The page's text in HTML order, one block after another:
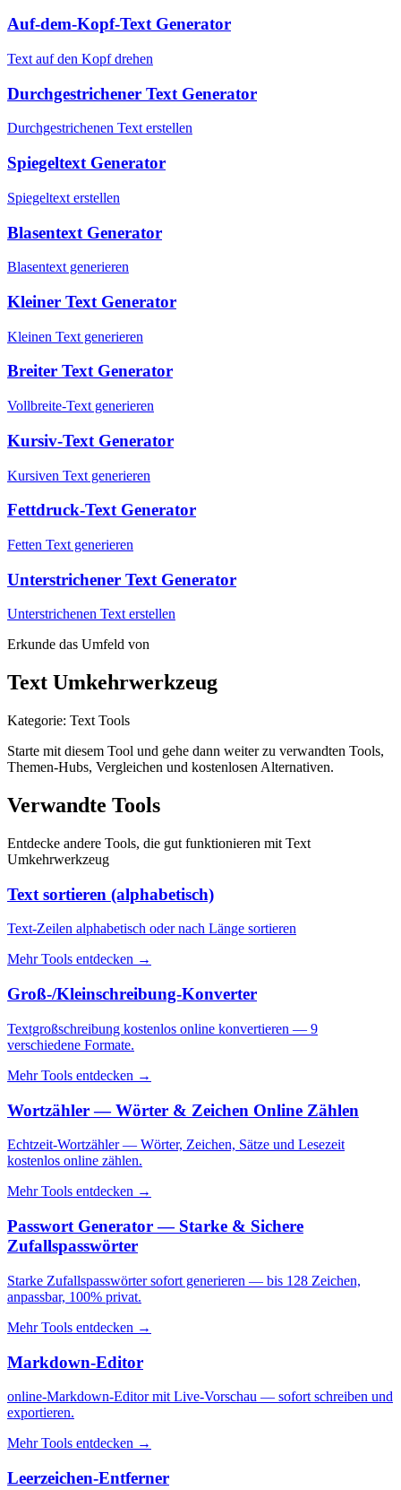
Auf-dem-Kopf-Text Generator
Text auf den Kopf drehen
Durchgestrichener Text Generator
Durchgestrichenen Text erstellen
Spiegeltext Generator
Spiegeltext erstellen
Blasentext Generator
Blasentext generieren
Kleiner Text Generator
Kleinen Text generieren
Breiter Text Generator
Vollbreite-Text generieren
Kursiv-Text Generator
Kursiven Text generieren
Fettdruck-Text Generator
Fetten Text generieren
Unterstrichener Text Generator
Unterstrichenen Text erstellen
Erkunde das Umfeld von
Text Umkehrwerkzeug
Kategorie: Text Tools
Starte mit diesem Tool und gehe dann weiter zu verwandten Tools,
Themen-Hubs, Vergleichen und kostenlosen Alternativen.
Verwandte Tools
Entdecke andere Tools, die gut funktionieren mit Text
Umkehrwerkzeug
Text sortieren (alphabetisch)
Text-Zeilen alphabetisch oder nach Länge sortieren
Mehr Tools entdecken →
Groß-/Kleinschreibung-Konverter
Textgroßschreibung kostenlos online konvertieren — 9
verschiedene Formate.
Mehr Tools entdecken →
Wortzähler — Wörter & Zeichen Online Zählen
Echtzeit-Wortzähler — Wörter, Zeichen, Sätze und Lesezeit
kostenlos online zählen.
Mehr Tools entdecken →
Passwort Generator — Starke & Sichere
Zufallspasswörter
Starke Zufallspasswörter sofort generieren — bis 128 Zeichen,
anpassbar, 100% privat.
Mehr Tools entdecken →
Markdown-Editor
online-Markdown-Editor mit Live-Vorschau — sofort schreiben und
exportieren.
Mehr Tools entdecken →
Leerzeichen-Entferner